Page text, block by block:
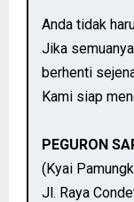
Anda tidak
Jika
berhenti
Kami siap
PEGURON
(Kyai
Jl. Raya